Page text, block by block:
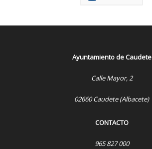
Ayuntamiento de Caudete
Calle Mayor, 2
02660 Caudete (Albacete)
CONTACTO
965 827 000